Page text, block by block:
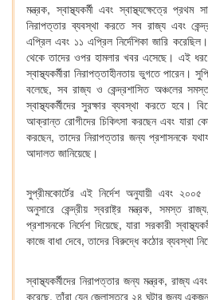
মন্ত্রক, স্বাস্থ্যকর্মী এবং স্বাস্থ্যক্ষেত্রে প্রথম
নিরাপত্তার ব্যবস্থা করতে সব রাজ্য এবং
এপ্রিল এবং ১১ এপ্রিল নির্দেশিকা জারি
থেকে তাদের ওপর হামলার খবর এসেছে। এই
স্বাস্থ্যকর্মীরা নিরাপত্তাহীনতায় ভুগতে
বলেছে, সব রাজ্য ও কেন্দ্রশাসিত অঞ্চলের
স্বাস্থ্যকর্মীদের সুরক্ষার ব্যবস্থা করতে
আক্রান্ত রোগীদের চিকিৎসা করছেন এবং যারা
করছেন, তাদের নিরাপত্তার জন্য প্রশাসনকে
আদালত জানিয়েছে।
সুপ্রীমকোর্টের এই নির্দেশ অনুযায়ী এবং
অনুসারে কেন্দ্রীয় স্বরাষ্ট্র মন্ত্রক, সমস্ত
প্রশাসনকে নির্দেশ দিয়েছে, যারা সরকারী
কাজে বাধা দেবে, তাদের বিরুদ্ধে কঠোর ব্যবস্থা
স্বাস্থ্যকর্মীদের নিরাপত্তার জন্য মন্ত্রক, রাজ্য
করেছে, তাঁরা যেন জেলাস্তরে ২৪ ঘন্টার জন্য